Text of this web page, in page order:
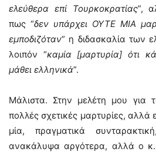
ελεύθερα επί Τουρκοκρατίας”,
πως “δεν υπάρχει ΟΥΤΕ ΜΙΑ
εμποδιζόταν” η διδασκαλία των
λοιπόν “καμία [μαρτυρία] ότι
μάθει ελληνικά”.
Μάλιστα. Στην μελέτη μου για
πολλές σχετικές μαρτυρίες,
μία, πραγματικά
ανακάλυψα αργότερα, αλλά ο